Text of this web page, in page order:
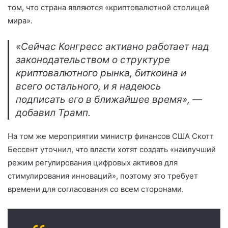
том, что страна являются «криптовалютной столицей
мира».
«Сейчас Конгресс активно работает над
законодательством о структуре
криптовалютного рынка, биткоина и
всего остального, и я надеюсь
подписать его в ближайшее время», —
добавил Трамп.
На том же мероприятии министр финансов США Скотт
Бессент уточнил, что власти хотят создать «наилучший
режим регулирования цифровых активов для
стимулирования инноваций», поэтому это требует
времени для согласования со всем сторонами.